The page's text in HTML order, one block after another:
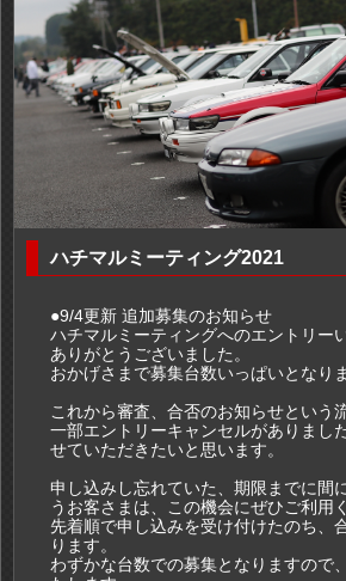
ハチマルミーティング2021
●9/4更新 追加募集のお知らせ
ハチマルミーティングへのエントリー
ありがとうございました。
おかげさまで募集台数いっぱいとなり
これから審査、合否のお知らせという
一部エントリーキャンセルがありまし
せていただきたいと思います。
申し込みし忘れていた、期限までに間
うお客さまは、この機会にぜひご利用
先着順で申し込みを受け付けたのち、
ります。
わずかな台数での募集となりますので